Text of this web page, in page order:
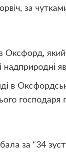
за
Оксфорд,
надприродні
в
за “34